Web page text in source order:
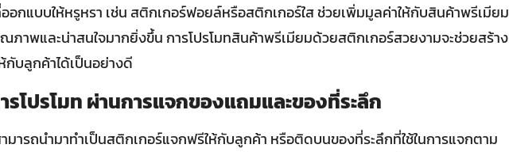
อกแบบให้หรูหรา เช่น สติกเกอร์ฟอยล์หรือสติกเกอร์ใส ช่วยเพิ่มมูลค่าให้กับสินค้าพรีเมียม
ภาพและน่าสนใจมากยิ่งขึ้น การโปรโมทสินค้าพรีเมียมด้วยสติกเกอร์สวยงามจะช่วยสร้าง
กับลูกค้าได้เป็นอย่างดี
รโปรโมท ผ่านการแจกของแถมและของที่ระลึก
มารถนำมาทำเป็นสติกเกอร์แจกฟรีให้กับลูกค้า หรือติดบนของที่ระลึกที่ใช้ในการแจกตาม